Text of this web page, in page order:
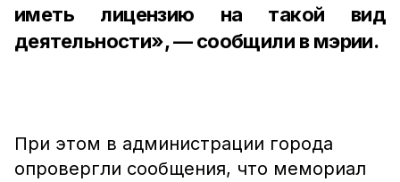
иметь лицензию на такой вид
деятельности», — сообщили в мэрии.
При этом в администрации города
опровергли сообщения, что мемориал